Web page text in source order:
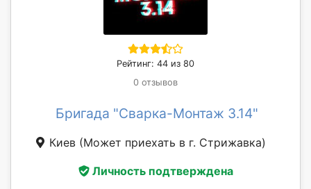
Рейтинг: 44 из 80
0 отзывов
Бригада "Сварка-Монтаж 3.14"
Киев (Может приехать в г. Стрижавка)
Личность подтверждена